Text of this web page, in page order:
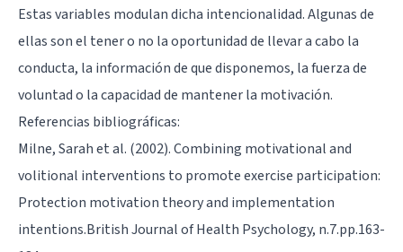
Estas variables modulan dicha intencionalidad. Algunas de
ellas son el tener o no la oportunidad de llevar a cabo la
conducta, la información de que disponemos, la fuerza de
voluntad o la capacidad de mantener la motivación.
Referencias bibliográficas:
Milne, Sarah et al. (2002). Combining motivational and
volitional interventions to promote exercise participation:
Protection motivation theory and implementation
intentions.British Journal of Health Psychology, n.7.pp.163-